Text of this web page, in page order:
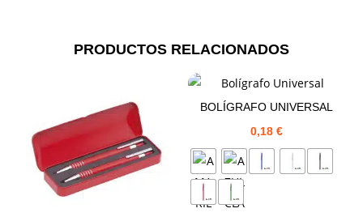
PRODUCTOS RELACIONADOS
BOLÍGRAFO UNIVERSAL
0,18 €